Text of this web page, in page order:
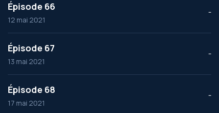
Épisode 66
12 mai 2021
--
Épisode 67
13 mai 2021
--
Épisode 68
17 mai 2021
--